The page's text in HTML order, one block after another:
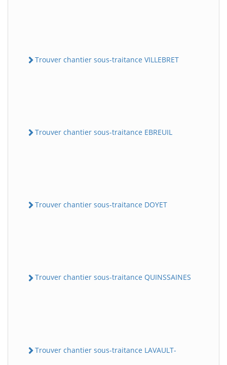
Trouver chantier sous-traitance VILLEBRET
Trouver chantier sous-traitance EBREUIL
Trouver chantier sous-traitance DOYET
Trouver chantier sous-traitance QUINSSAINES
Trouver chantier sous-traitance LAVAULT-